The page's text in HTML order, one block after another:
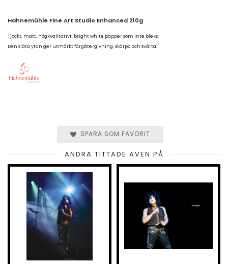
Hahnemühle Fine Art Studio Enhanced 210g
Tjockt, matt, högkvalitativt, bright white papper som inte bleks.
Den släta ytan ger utmärkt färgåtergivning, skärpa och svärta.
SPARA SOM FAVORIT
ANDRA TITTADE ÄVEN PÅ